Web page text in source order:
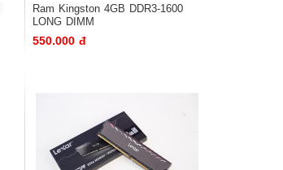
Ram Kingston 4GB DDR3-1600
LONG DIMM
550.000 đ